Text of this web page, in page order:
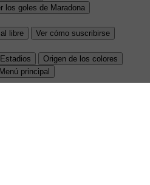
los goles de Maradona
libre
Ver cómo suscribirse
Estadios
Origen de los colores
principal